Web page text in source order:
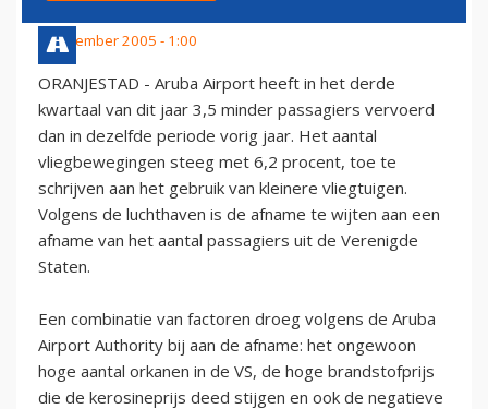
2 november 2005 - 1:00
ORANJESTAD - Aruba Airport heeft in het derde
kwartaal van dit jaar 3,5 minder passagiers vervoerd
dan in dezelfde periode vorig jaar. Het aantal
vliegbewegingen steeg met 6,2 procent, toe te
schrijven aan het gebruik van kleinere vliegtuigen.
Volgens de luchthaven is de afname te wijten aan een
afname van het aantal passagiers uit de Verenigde
Staten.
Een combinatie van factoren droeg volgens de Aruba
Airport Authority bij aan de afname: het ongewoon
hoge aantal orkanen in de VS, de hoge brandstofprijs
die de kerosineprijs deed stijgen en ook de negatieve